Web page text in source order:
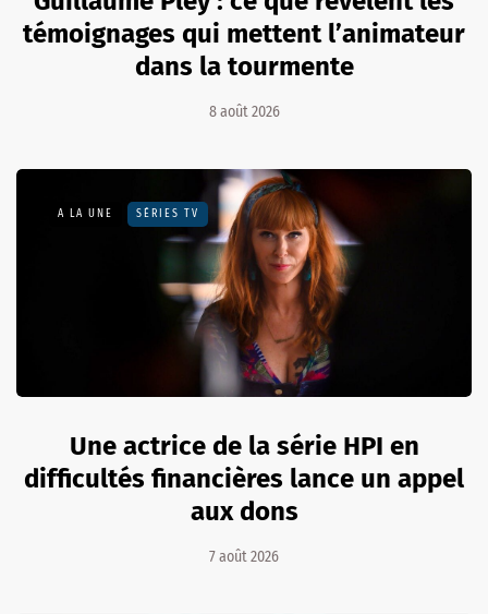
témoignages qui mettent l’animateur
dans la tourmente
8 août 2026
A LA UNE SÉRIES TV
Une actrice de la série HPI en
difficultés financières lance un appel
aux dons
7 août 2026